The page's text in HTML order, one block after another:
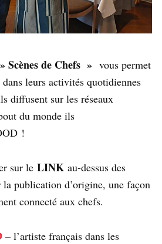
» Scènes de Chefs » vous permet
leurs activités quotidiennes
diffusent sur les réseaux
du monde ils
!
sur le LINK au-dessus des
publication d’origine, une façon
connecté aux chefs.
– l’artiste français dans les